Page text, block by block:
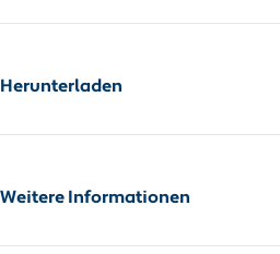
Herunterladen
Zusatzinfo_PDF
Weitere Informationen